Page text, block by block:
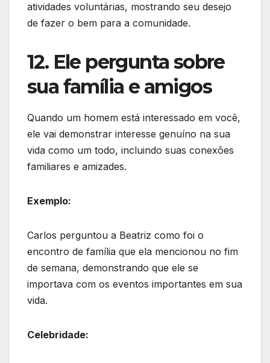
atividades voluntárias, mostrando seu desejo
de fazer o bem para a comunidade.
12. Ele pergunta sobre
sua família e amigos
Quando um homem está interessado em você,
ele vai demonstrar interesse genuíno na sua
vida como um todo, incluindo suas conexões
familiares e amizades.
Exemplo:
Carlos perguntou a Beatriz como foi o
encontro de família que ela mencionou no fim
de semana, demonstrando que ele se
importava com os eventos importantes em sua
vida.
Celebridade: